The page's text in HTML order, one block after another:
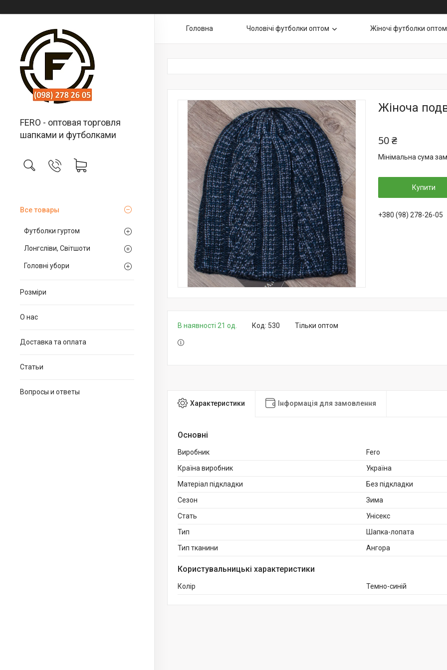
FERO - оптовая торговля
шапками и футболками
Все товары
Футболки гуртом
Лонгсліви, Світшоти
Головні убори
Розміри
О нас
Доставка та оплата
Статьи
Вопросы и ответы
Головна Чоловічі футболки оптом Жіночі футболки оптом
Жіноча
50 ₴
Мінімальна сума
Купити
+380 (98) 278-26-05
В наявності 21 од. Тільки оптом
Код: 530
Характеристики Інформація для замовлення
Основні
Виробник
Fero
Країна виробник
Україна
Матеріал підкладки
Без підкладки
Сезон
Зима
Стать
Унісекс
Тип
Шапка-лопата
Тип тканини
Ангора
Користувальницькі характеристики
Колір Темно-синій